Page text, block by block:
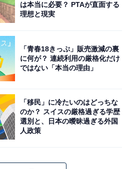
は本当に必要？ PTAが直面する
理想と現実
「青春18きっぷ」販売激減の裏
に何が？ 連続利用の厳格化だけ
ではない「本当の理由」
「移民」に冷たいのはどっちな
のか？ スイスの厳格過ぎる学歴
選別と、日本の曖昧過ぎる外国
人政策